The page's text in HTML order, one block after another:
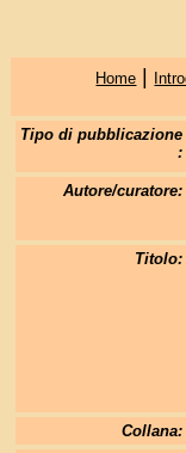
Home |
Tipo di pubblicazione
:
Autore/curatore:
Titolo:
Collana: